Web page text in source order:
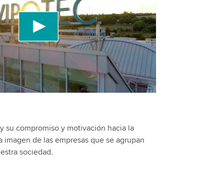
di terze parti per incorporare
potrebbe raccogliere dati sulla tua
i dettagli e accetta il servizio per
Maggiori informazioni
su compromiso y motivación hacia la
de las empresas que se agrupan
sociedad.